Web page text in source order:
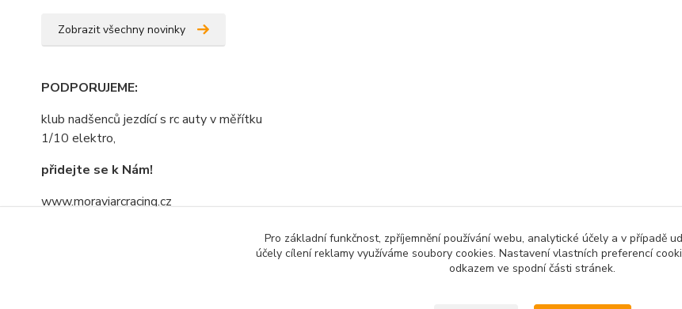
Zobrazit všechny novinky
PODPORUJEME:
klub nadšenců jezdící s rc auty v měřítku
1/10 elektro,
přidejte se k Nám!
www.moraviarcracing.cz
Pro základní funkčnost, zpříjemnění používání webu, analytické účely a v případě
účely cílení reklamy využíváme soubory cookies. Nastavení vlastních preferencí
odkazem ve spodní části stránek.